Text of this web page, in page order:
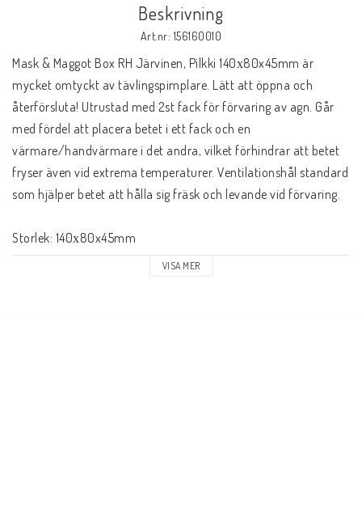
Beskrivning
Art.nr: 156160010
Mask & Maggot Box RH Järvinen, Pilkki 140х80x45mm är
mycket omtyckt av tävlingspimplare. Lätt att öppna och
återförsluta! Utrustad med 2st fack för förvaring av agn. Går
med fördel att placera betet i ett fack och en
värmare/handvärmare i det andra, vilket förhindrar att betet
fryser även vid extrema temperaturer. Ventilationshål standard
som hjälper betet att hålla sig fräsk och levande vid förvaring.
Storlek: 140х80x45mm
VISA MER